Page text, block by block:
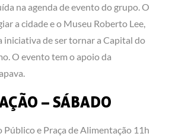
na agenda de evento do grupo. O
a cidade e o Museu Roberto Lee,
de ser tornar a Capital do
O evento tem o apoio da
– SÁBADO
Público e Praça de Alimentação 11h